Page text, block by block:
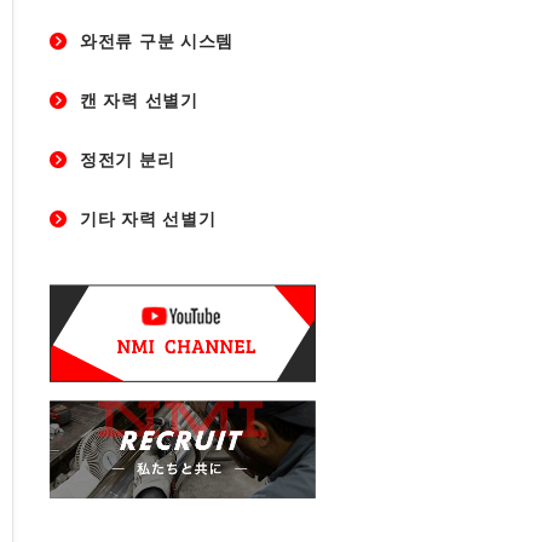
와전류 구분 시스템
캔 자력 선별기
정전기 분리
기타 자력 선별기